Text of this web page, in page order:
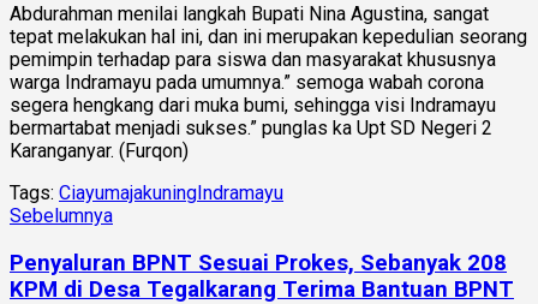
Abdurahman menilai langkah Bupati Nina Agustina, sangat
tepat melakukan hal ini, dan ini merupakan kepedulian seorang
pemimpin terhadap para siswa dan masyarakat khususnya
warga Indramayu pada umumnya.” semoga wabah corona
segera hengkang dari muka bumi, sehingga visi Indramayu
bermartabat menjadi sukses.” punglas ka Upt SD Negeri 2
Karanganyar. (Furqon)
Tags: CiayumajakuningIndramayu
Sebelumnya
Penyaluran BPNT Sesuai Prokes, Sebanyak 208
KPM di Desa Tegalkarang Terima Bantuan BPNT